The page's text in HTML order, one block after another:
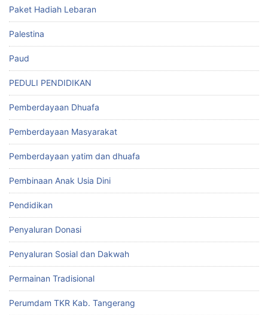
Paket Hadiah Lebaran
Palestina
Paud
PEDULI PENDIDIKAN
Pemberdayaan Dhuafa
Pemberdayaan Masyarakat
Pemberdayaan yatim dan dhuafa
Pembinaan Anak Usia Dini
Pendidikan
Penyaluran Donasi
Penyaluran Sosial dan Dakwah
Permainan Tradisional
Perumdam TKR Kab. Tangerang